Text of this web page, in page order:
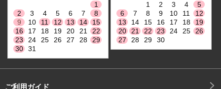
1
2
3 4 5 6 7
8
9
10 11 12 13 14
15
16
17 18 19 20 21
22
23
24 25 26 27 28
29
30
31
1
2 3 4
5
6
7 8 9 10 11
12
13
14 15 16 17 18
19
20
21 22 23 24 25
26
27
28 29 30
ご利用ガイド